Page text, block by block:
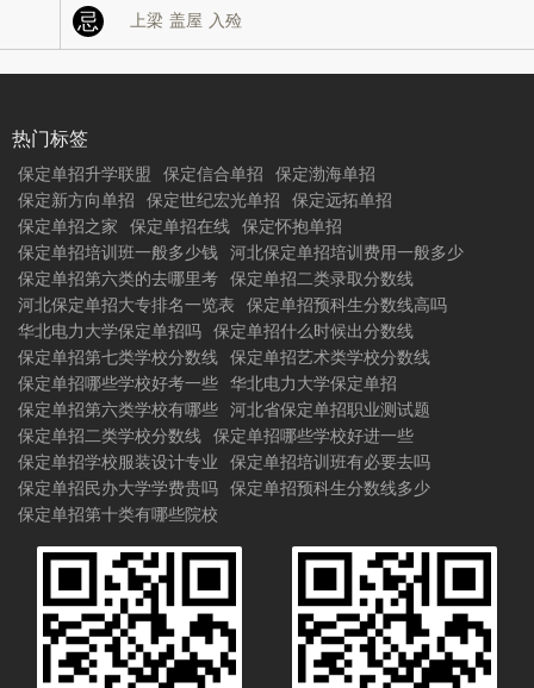
忌 上梁 盖屋 入殓
热门标签
保定单招升学联盟 保定信合单招
保定渤海单招
保定新方向单招
保定世纪宏光单招
保定远拓单招
保定单招之家
保定单招在线
保定怀抱单招
保定单招培训班一般多少钱
河北保定单招培训费用一般多少
保定单招第六类的去哪里考
保定单招二类录取分数线
河北保定单招大专排名一览表
保定单招预科生分数线高吗
华北电力大学保定单招吗
保定单招什么时候出分数线
保定单招第七类学校分数线
保定单招艺术类学校分数线
保定单招哪些学校好考一些
华北电力大学保定单招
保定单招第六类学校有哪些
河北省保定单招职业测试题
保定单招二类学校分数线
保定单招哪些学校好进一些
保定单招学校服装设计专业
保定单招培训班有必要去吗
保定单招民办大学学费贵吗
保定单招预科生分数线多少
保定单招第十类有哪些院校